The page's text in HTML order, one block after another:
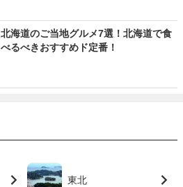
北海道のご当地グルメ7選！北海道で食
べるべきおすすめド定番！
東北